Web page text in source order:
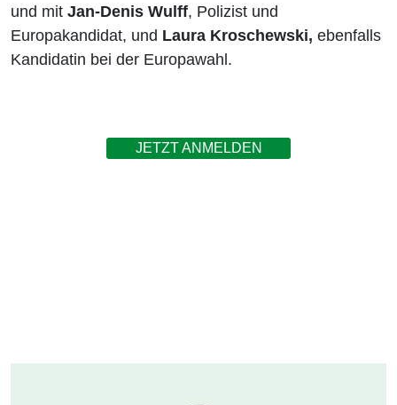
und mit Jan-Denis Wulff, Polizist und
Europakandidat, und Laura Kroschewski, ebenfalls
Kandidatin bei der Europawahl.
JETZT ANMELDEN